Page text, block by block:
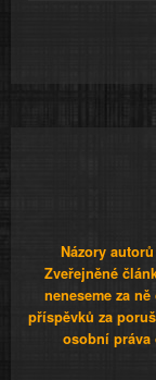
Názory
Zveřejněné
neneseme za
příspěvků za
osobní práva